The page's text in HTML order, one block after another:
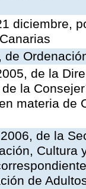
diciembre,
de
de la
la
materia de
de la
Cultura
de